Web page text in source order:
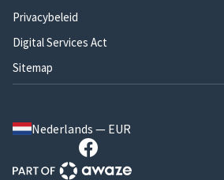
Privacybeleid
Digital Services Act
Sitemap
Nederlands — EUR